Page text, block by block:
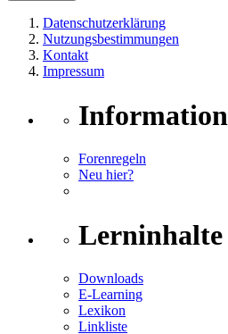
Datenschutzerklärung
Nutzungsbestimmungen
Kontakt
Impressum
Information
Forenregeln
Neu hier?
Lerninhalte
Downloads
E-Learning
Lexikon
Linkliste